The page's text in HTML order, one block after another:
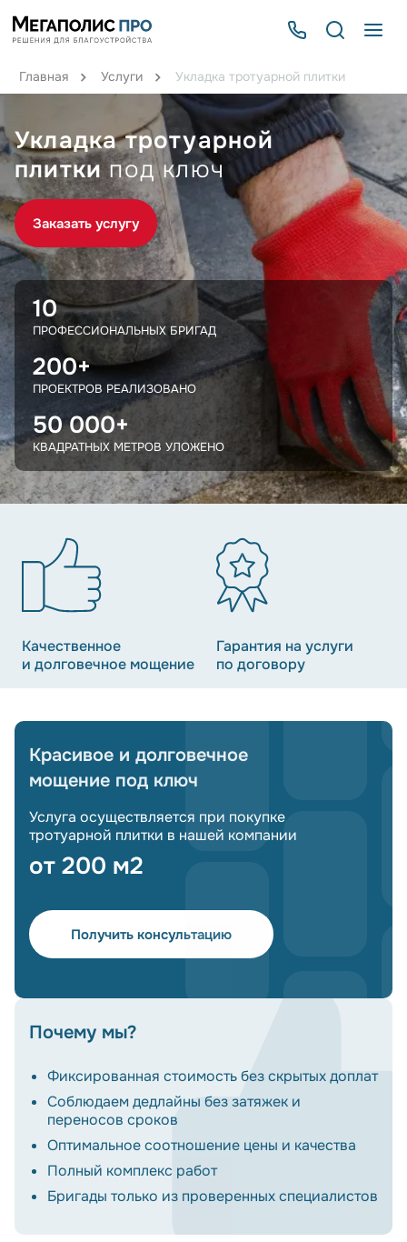
Главная Услуги Укладка тротуарной плитки
Укладка тротуарной
плиткипод ключ
Заказать услугу
10
ПРОФЕССИОНАЛЬНЫХ БРИГАД
200+
ПРОЕКТРОВ РЕАЛИЗОВАНО
50 000+
КВАДРАТНЫХ МЕТРОВ УЛОЖЕНО
Качественное
и долговечное мощение
Гарантия на услуги
по договору
Красивое и долговечное
мощение под ключ
Услуга осуществляется при покупке
тротуарной плитки в нашей компании
от 200 м2
Получить консультацию
Почему мы?
Фиксированная стоимость без скрытых доплат
Соблюдаем дедлайны без затяжек и
переносов сроков
Оптимальное соотношение цены и качества
Полный комплекс работ
Бригады только из проверенных специалистов